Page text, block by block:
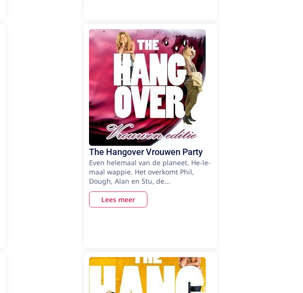
The Hangover Vrouwen Party
Even helemaal van de planeet. He-le-
maal wappie. Het overkomt Phil,
Dough, Alan en Stu, de...
Lees meer